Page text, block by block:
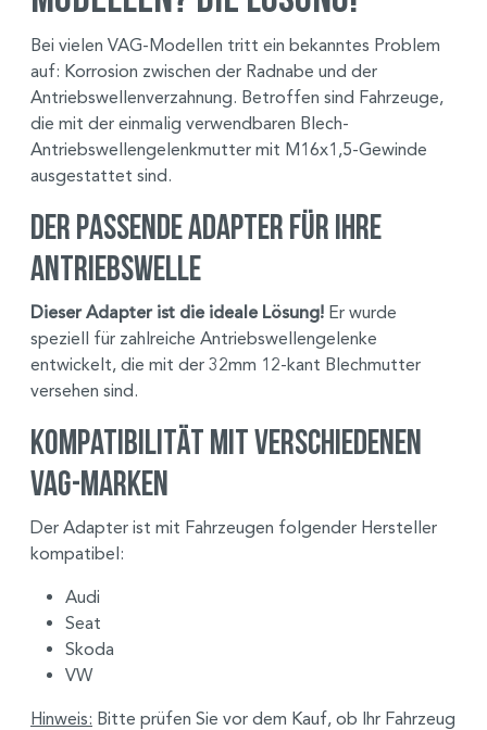
Bei vielen VAG-Modellen tritt ein bekanntes Problem
auf: Korrosion zwischen der Radnabe und der
Antriebswellenverzahnung. Betroffen sind Fahrzeuge,
die mit der einmalig verwendbaren Blech-
Antriebswellengelenkmutter mit M16x1,5-Gewinde
ausgestattet sind.
Der passende Adapter für Ihre
Antriebswelle
Dieser Adapter ist die ideale Lösung! Er wurde
speziell für zahlreiche Antriebswellengelenke
entwickelt, die mit der 32mm 12-kant Blechmutter
versehen sind.
Kompatibilität mit verschiedenen
VAG-Marken
Der Adapter ist mit Fahrzeugen folgender Hersteller
kompatibel:
Audi
Seat
Skoda
VW
Hinweis: Bitte prüfen Sie vor dem Kauf, ob Ihr Fahrzeug